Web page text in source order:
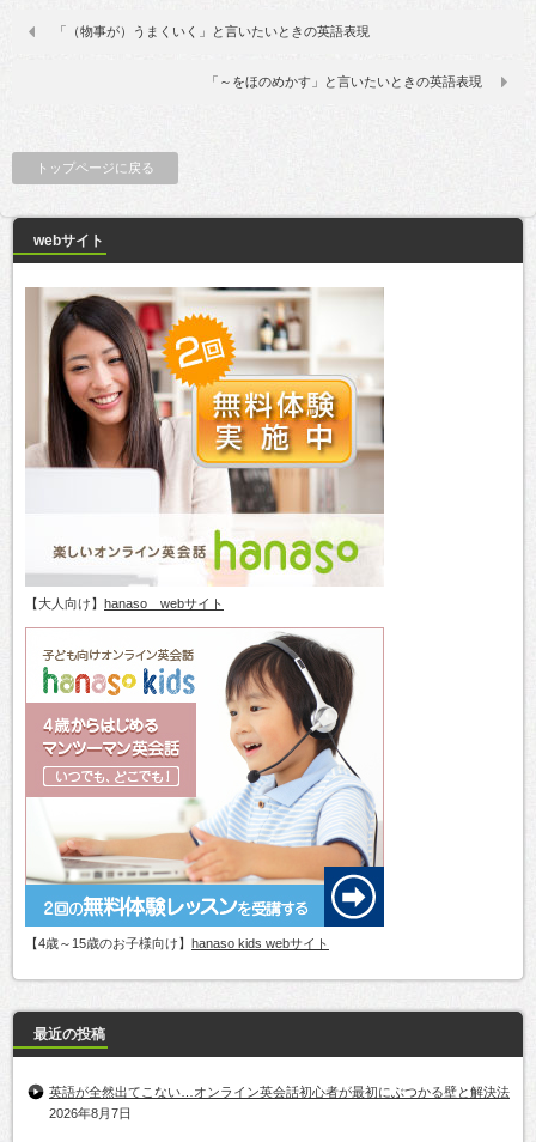
「（物事が）うまくいく」と言いたいときの英語表現
「～をほのめかす」と言いたいときの英語表現
トップページに戻る
webサイト
【大人向け】 hanaso webサイト
【4歳～15歳のお子様向け】 hanaso kids webサイト
最近の投稿
英語が全然出てこない…オンライン英会話初心者が最初にぶつかる壁と解決法
2026年8月7日